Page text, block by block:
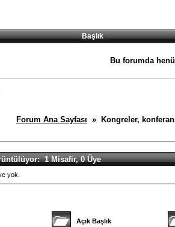
Başlık
Bu forumda
Forum Ana Sayfası » Kongreler,
1 Misafir, 0 Üye
yok.
Açık Başlık